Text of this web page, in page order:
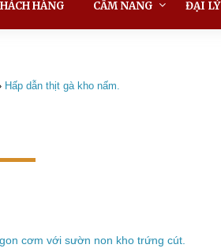
HÀNG CẨM NANG ĐẠI LÝ
Hấp dẫn thịt gà kho nấm.
cơm với sườn non kho trứng cút.